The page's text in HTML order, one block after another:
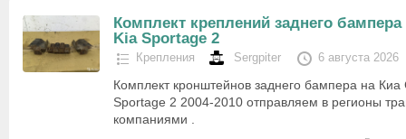
Комплект креплений заднего бампера
Kia Sportage 2
Крепления Sergpiter 6 августа 2026
Комплект кронштейнов заднего бампера на
Sportage 2 2004-2010 отправляем в регионы
компаниями .